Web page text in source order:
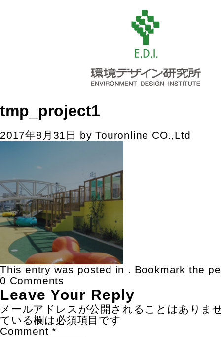
tmp_project1
2017年8月31日 byTouronline CO.,Ltd
This entry was posted in . Bookmark the
0 Comments
Leave Your Reply
メールアドレスが公開されることはありま
ている欄は必須項目です
Comment *